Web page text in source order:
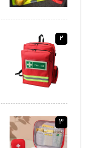
2
3